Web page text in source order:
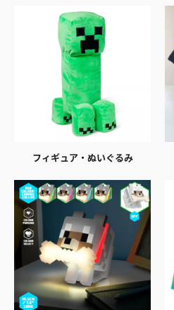
フィギュア・ぬいぐるみ